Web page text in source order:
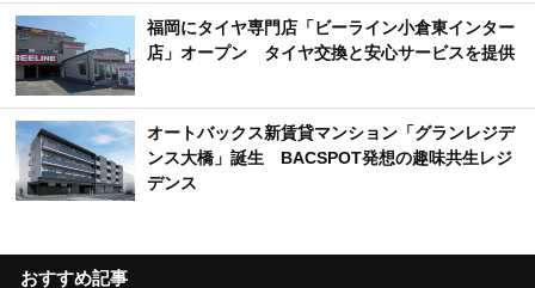
福岡にタイヤ専門店「ビーライン小倉東インター
店」オープン タイヤ交換と安心サービスを提供
オートバックス新賃貸マンション「グランレジデ
ンス大橋」誕生 BACSPOT発想の趣味共生レジ
デンス
おすすめ記事